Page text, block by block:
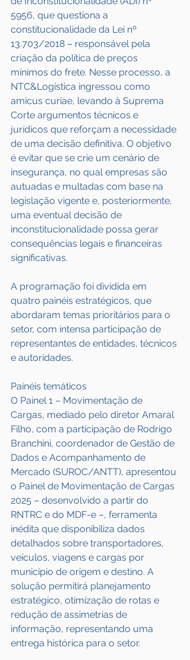
5956, que questiona a
constitucionalidade da Lei nº
13.703/2018 – responsável pela
criação da política de preços
mínimos do frete. Nesse processo, a
NTC&Logística ingressou como
amicus curiae, levando à Suprema
Corte argumentos técnicos e
jurídicos que reforçam a necessidade
de uma decisão definitiva. O objetivo
é evitar que se crie um cenário de
insegurança, no qual empresas são
autuadas e multadas com base na
legislação vigente e, posteriormente,
uma eventual decisão de
inconstitucionalidade possa gerar
consequências legais e financeiras
significativas.
A programação foi dividida em
quatro painéis estratégicos, que
abordaram temas prioritários para o
setor, com intensa participação de
representantes de entidades, técnicos
e autoridades.
Painéis temáticos
O Painel 1 – Movimentação de
Cargas, mediado pelo diretor Amaral
Filho, com a participação de Rodrigo
Branchini, coordenador de Gestão de
Dados e Acompanhamento de
Mercado (SUROC/ANTT), apresentou
o Painel de Movimentação de Cargas
2025 – desenvolvido a partir do
RNTRC e do MDF-e –, ferramenta
inédita que disponibiliza dados
detalhados sobre transportadores,
veículos, viagens e cargas por
município de origem e destino. A
solução permitirá planejamento
estratégico, otimização de rotas e
redução de assimetrias de
informação, representando uma
entrega histórica para o setor.